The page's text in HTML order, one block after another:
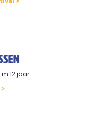
12 jaar